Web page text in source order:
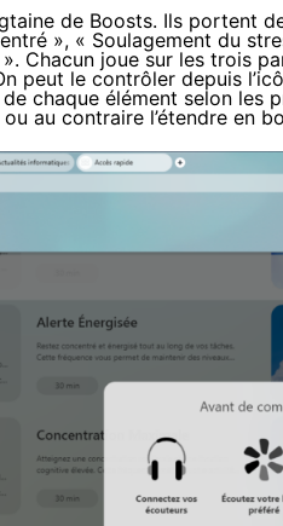
de Boosts. Ils portent
», « Soulagement du
Chacun joue sur les trois
peut le contrôler depuis
chaque élément selon les
au contraire l’étendre en